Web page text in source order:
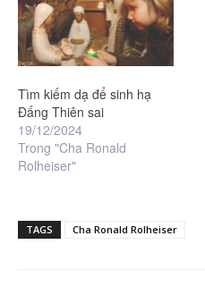
Tìm kiếm dạ để sinh hạ
Đấng Thiên sai
19/12/2024
Trong "Cha Ronald
Rolheiser"
TAGS Cha Ronald Rolheiser